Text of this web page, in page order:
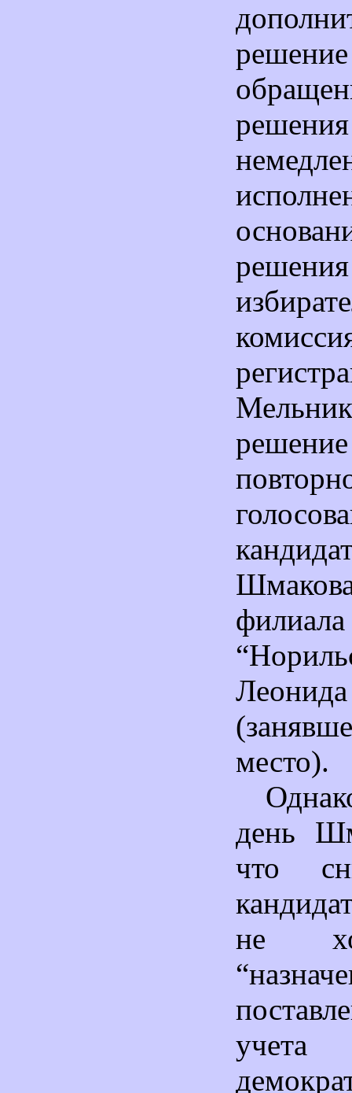
филиала
место).
день
что
не
учета